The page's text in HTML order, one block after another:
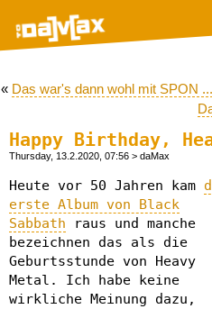
« Das war's dann wohl mit SPON ...
Happy Birthday,
Thursday, 13.2.2020, 07:56 > daMax
Heute vor 50 Jahren kam
erste Album von Black
Sabbath raus und manche
bezeichnen das als die
Geburtsstunde von Heavy
Metal. Ich habe keine
wirkliche Meinung dazu,